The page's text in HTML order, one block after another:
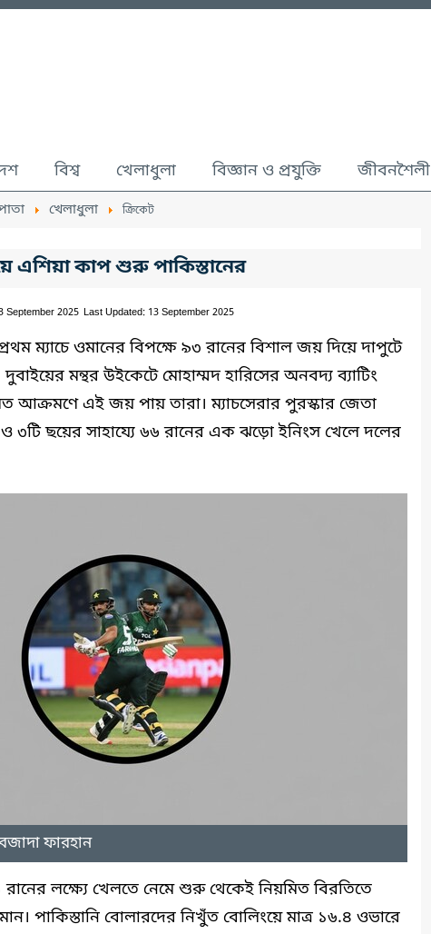
বিশ্ব খেলাধুলা বিজ্ঞান ও প্রযুক্তি জীবনশৈলী
খেলাধুলা ক্রিকেট
এশিয়া কাপ শুরু পাকিস্তানের
September 2025 Last Updated: 13 September 2025
ম্যাচে ওমানের বিপক্ষে ৯৩ রানের বিশাল জয় দিয়ে দাপুটে
মন্থর উইকেটে মোহাম্মদ হারিসের অনবদ্য ব্যাটিং
আক্রমণে এই জয় পায় তারা। ম্যাচসেরার পুরস্কার জেতা
৩টি ছয়ের সাহায্যে ৬৬ রানের এক ঝড়ো ইনিংস খেলে দলের
ফারহান
রানের লক্ষ্যে খেলতে নেমে শুরু থেকেই নিয়মিত বিরতিতে
পাকিস্তানি বোলারদের নিখুঁত বোলিংয়ে মাত্র ১৬.৪ ওভারে